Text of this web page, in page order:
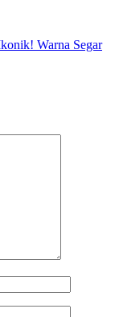
Warna Segar